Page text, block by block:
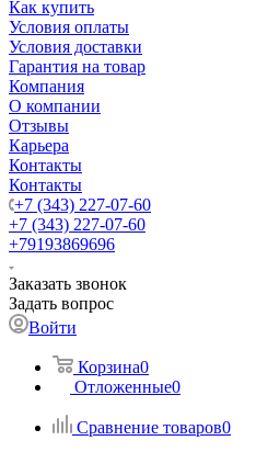
Как купить
Условия оплаты
Условия доставки
Гарантия на товар
Компания
О компании
Отзывы
Карьера
Контакты
Контакты
+7 (343) 227-07-60
+7 (343) 227-07-60
+79193869696
Заказать звонок
Задать вопрос
Войти
Корзина0
Отложенные0
Сравнение товаров0